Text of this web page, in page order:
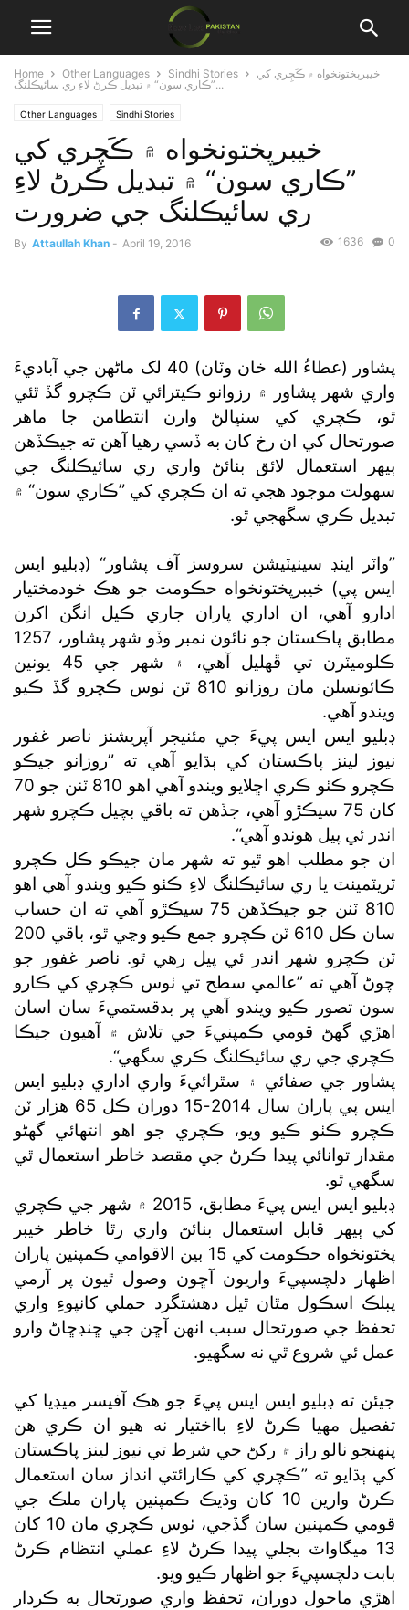
Home Other Languages Sindhi Stories
خيبرپختونخواه ۾ ڪَچِري کي
”ڪاري سون“ ۾ تبديل ڪرڻ لاءِ ري سائيڪلنگ...
Other Languages Sindhi Stories
خيبرپختونخواه ۾ ڪَچِري کي
”ڪاري سون“ ۾ تبديل ڪرڻ لاءِ
ري سائيڪلنگ جي ضرورت
By Attaullah Khan - April 19, 2016 0
1636
پشاور (عطاءُ الله خان وٽان) 40 لک ماڻهن جي آباديءَ
واري شهر پشاور ۾ رزوانو ڪيترائي ٽن ڪچرو گڏ ٿئي
ٿو، ڪچري کي سنڀالڻ وارن انتطامن جا ماهر
صورتحال کي ان رخ کان به ڏسي رهيا آهن ته جيڪڏهن
ٻيهر استعمال لائق بنائڻ واري ري سائيڪلنگ جي
سهولت موجود هجي ته ان ڪچري کي ”ڪاري سون“ ۾
تبديل ڪري سگھجي ٿو.
”واٽر اينڊ سينيٽيشن سروسز آف پشاور“ (ڊبليو ايس
ايس پي) خيبرپختونخواه حڪومت جو هڪ خودمختيار
ادارو آهي، ان اداري پاران جاري ڪيل انگن اکرن
مطابق پاڪستان جو نائون نمبر وڏو شهر پشاور، 1257
ڪلوميٽرن تي ڦهليل آهي، ۽ شهر جي 45 يونين
ڪائونسلن مان روزانو 810 ٽن ٺوس ڪچرو گڏ ڪيو
ويندو آهي.
ڊبليو ايس ايس پيءَ جي مئنيجر آپريشنز ناصر غفور
نيوز لينز پاڪستان کي ٻڌايو آهي ته ”روزانو جيڪو
ڪچرو ڪٺو ڪري اڇلايو ويندو آهي اهو 810 ٽنن جو 70
کان 75 سيڪڙو آهي، جڏهن ته باقي بچيل ڪچرو شهر
اندر ئي پيل هوندو آهي“.
ان جو مطلب اهو ٿيو ته شهر مان جيڪو ڪل ڪچرو
ٽريٽمينٽ يا ري سائيڪلنگ لاءِ ڪٺو ڪيو ويندو آهي اهو
810 ٽنن جو جيڪڏهن 75 سيڪڙو آهي ته ان حساب
سان ڪل 610 ٽن ڪچرو جمع ڪيو وڃي ٿو، باقي 200
ٽن ڪچرو شهر اندر ئي پيل رهي ٿو. ناصر غفور جو
چوڻ آهي ته ”عالمي سطح تي ٺوس ڪچري کي ڪارو
سون تصور ڪيو ويندو آهي پر بدقستميءَ سان اسان
اهڙي گھڻ قومي ڪمپنيءَ جي تلاش ۾ آهيون جيڪا
ڪچري جي ري سائيڪلنگ ڪري سگھي“.
پشاور جي صفائي ۽ سٿرائيءَ واري اداري ڊبليو ايس
ايس پي پاران سال 2014-15 دوران ڪل 65 هزار ٽن
ڪچرو ڪٺو ڪيو ويو، ڪچري جو اهو انتهائي گھڻو
مقدار توانائي پيدا ڪرڻ جي مقصد خاطر استعمال ٿي
سگھي ٿو.
ڊبليو ايس ايس پيءَ مطابق، 2015 ۾ شهر جي ڪچري
کي ٻيهر قابل استعمال بنائڻ واري رٿا خاطر خيبر
پختونخواه حڪومت کي 15 بين الاقوامي ڪمپنين پاران
اظهار دلچسپيءَ واريون آڇون وصول ٿيون پر آرمي
پبلڪ اسڪول مٿان ٿيل دهشتگرد حملي کانپوءِ واري
تحفظ جي صورتحال سبب انهن آڇن جي ڇنڊڇاڻ وارو
عمل ئي شروع ٿي نه سگهيو.
جيئن ته ڊبليو ايس ايس پيءَ جو هڪ آفيسر ميڊيا کي
تفصيل مهيا ڪرڻ لاءِ بااختيار نه هيو ان ڪري هن
پنهنجو نالو راز ۾ رکڻ جي شرط تي نيوز لينز پاڪستان
کي ٻڌايو ته ”ڪچري کي ڪارائتي انداز سان استعمال
ڪرڻ وارين 10 کان وڌيڪ ڪمپنين پاران ملڪ جي
قومي ڪمپنين سان گڏجي، ٺوس ڪچري مان 10 کان
13 ميگاواٽ بجلي پيدا ڪرڻ لاءِ عملي انتظام ڪرڻ
بابت دلچسپيءَ جو اظهار ڪيو ويو.
اهڙي ماحول دوران، تحفظ واري صورتحال به ڪردار